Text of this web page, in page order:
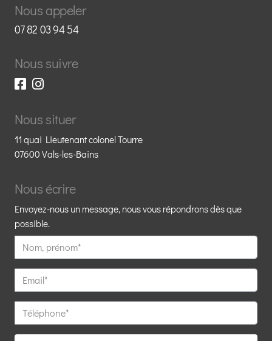
Nous appeler
07 82 03 94 54
Nous suivre
Nous situer
11 quai Lieutenant colonel Tourre
07600 Vals-les-Bains
Nous écrire
Envoyez-nous un message, nous vous répondrons dès que
possible.